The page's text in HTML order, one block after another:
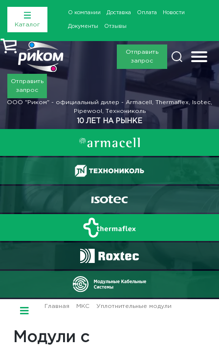
Каталог
О компании Доставка Оплата Новости
Документы Отзывы
Отправить
запрос
Отправить
запрос
ООО "Риком" - официальный дилер - Armacell, Thermaflex, Isotec,
Pipewool, Технониколь
10 ЛЕТ НА РЫНКЕ
Главная МКС/ Уплотнительные модули
Модули с